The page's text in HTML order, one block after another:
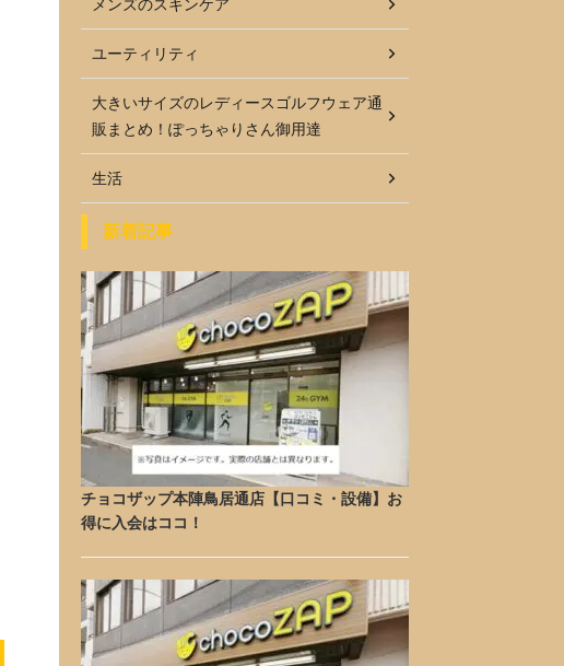
メンズのスキンケア
ユーティリティ
大きいサイズのレディースゴルフウェア通
販まとめ！ぽっちゃりさん御用達
生活
新着記事
チョコザップ本陣鳥居通店【口コミ・設備】お
得に入会はココ！